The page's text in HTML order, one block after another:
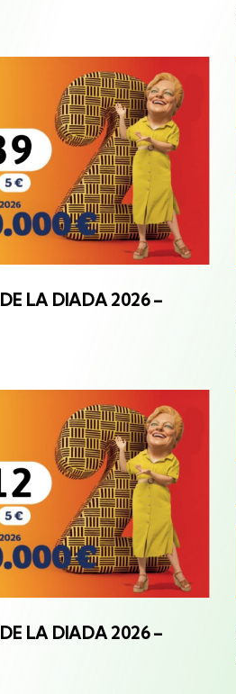
DE LA DIADA 2026 –
DE LA DIADA 2026 –